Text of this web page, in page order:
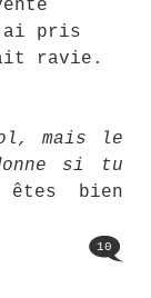
pris
ravie.
mais le
si tu
bien
10